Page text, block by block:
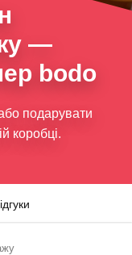
—
bodo
подарувати
коробці.